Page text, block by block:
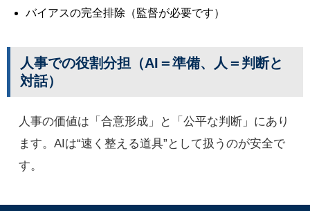
バイアスの完全排除（監督が必要です）
人事での役割分担（AI＝準備、人＝判断と
対話）
人事の価値は「合意形成」と「公平な判断」にあり
ます。AIは“速く整える道具”として扱うのが安全で
す。